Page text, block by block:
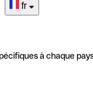
fr
à chaque